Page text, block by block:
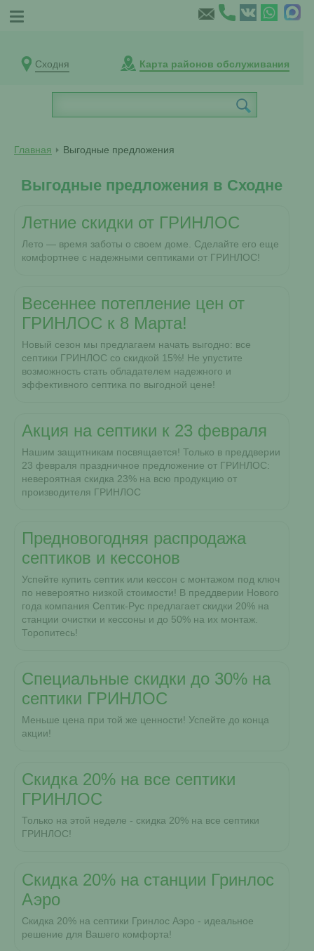
Сходня Карта районов обслуживания
Главная Выгодные предложения
Выгодные предложения в Сходне
Летние скидки от ГРИНЛОС
Лето — время заботы о своем доме. Сделайте его еще
комфортнее с надежными септиками от ГРИНЛОС!
Весеннее потепление цен от
ГРИНЛОС к 8 Марта!
Новый сезон мы предлагаем начать выгодно: все
септики ГРИНЛОС со скидкой 15%! Не упустите
возможность стать обладателем надежного и
эффективного септика по выгодной цене!
Акция на септики к 23 февраля
Нашим защитникам посвящается! Только в преддверии
23 февраля праздничное предложение от ГРИНЛОС:
невероятная скидка 23% на всю продукцию от
производителя ГРИНЛОС
Предновогодняя распродажа
септиков и кессонов
Успейте купить септик или кессон с монтажом под ключ
по невероятно низкой стоимости! В преддверии Нового
года компания Септик-Рус предлагает скидки 20% на
станции очистки и кессоны и до 50% на их монтаж.
Торопитесь!
Специальные скидки до 30% на
септики ГРИНЛОС
Меньше цена при той же ценности! Успейте до конца
акции!
Скидка 20% на все септики
ГРИНЛОС
Только на этой неделе - скидка 20% на все септики
ГРИНЛОС!
Скидка 20% на станции Гринлос
Аэро
Скидка 20% на септики Гринлос Аэро - идеальное
решение для Вашего комфорта!